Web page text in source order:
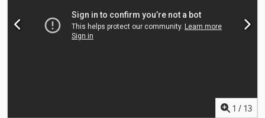
Îndeplinește-ți cerința cu aceste excelente capuri tractor DAF XF
106 second-hand. Cabina Super Space oferă confort cu
accesorii. Acest cap tractor DAF XF 106 cu volan pe dreapta este
1 / 13